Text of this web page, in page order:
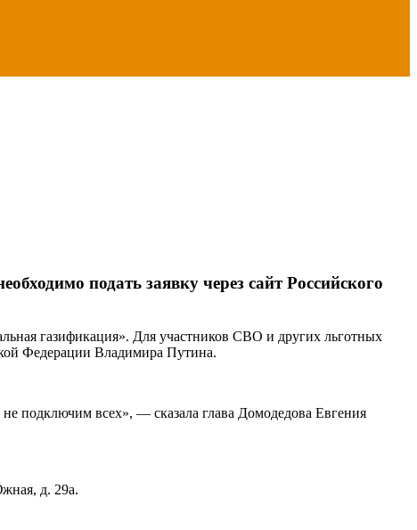
подать заявку через сайт Российского
газификация». Для участников СВО и других льготных
Федерации Владимира Путина.
подключим всех», — сказала глава Домодедова Евгения
д. 29а.